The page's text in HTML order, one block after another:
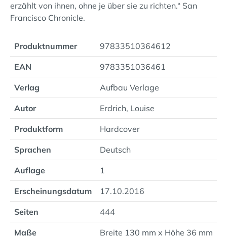
erzählt von ihnen, ohne je über sie zu richten.“ San
Francisco Chronicle.
Produktnummer 97833510364612
EAN 9783351036461
Verlag Aufbau Verlage
Autor Erdrich, Louise
Produktform Hardcover
Sprachen Deutsch
Auflage 1
Erscheinungsdatum 17.10.2016
Seiten 444
Maße Breite 130 mm x Höhe 36 mm